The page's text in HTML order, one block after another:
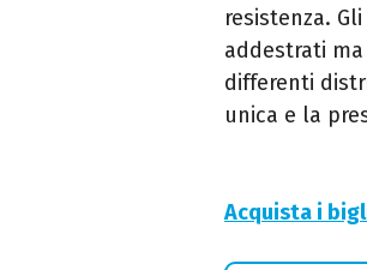
resistenza.
addestrati
differenti
unica e la
Acquista i